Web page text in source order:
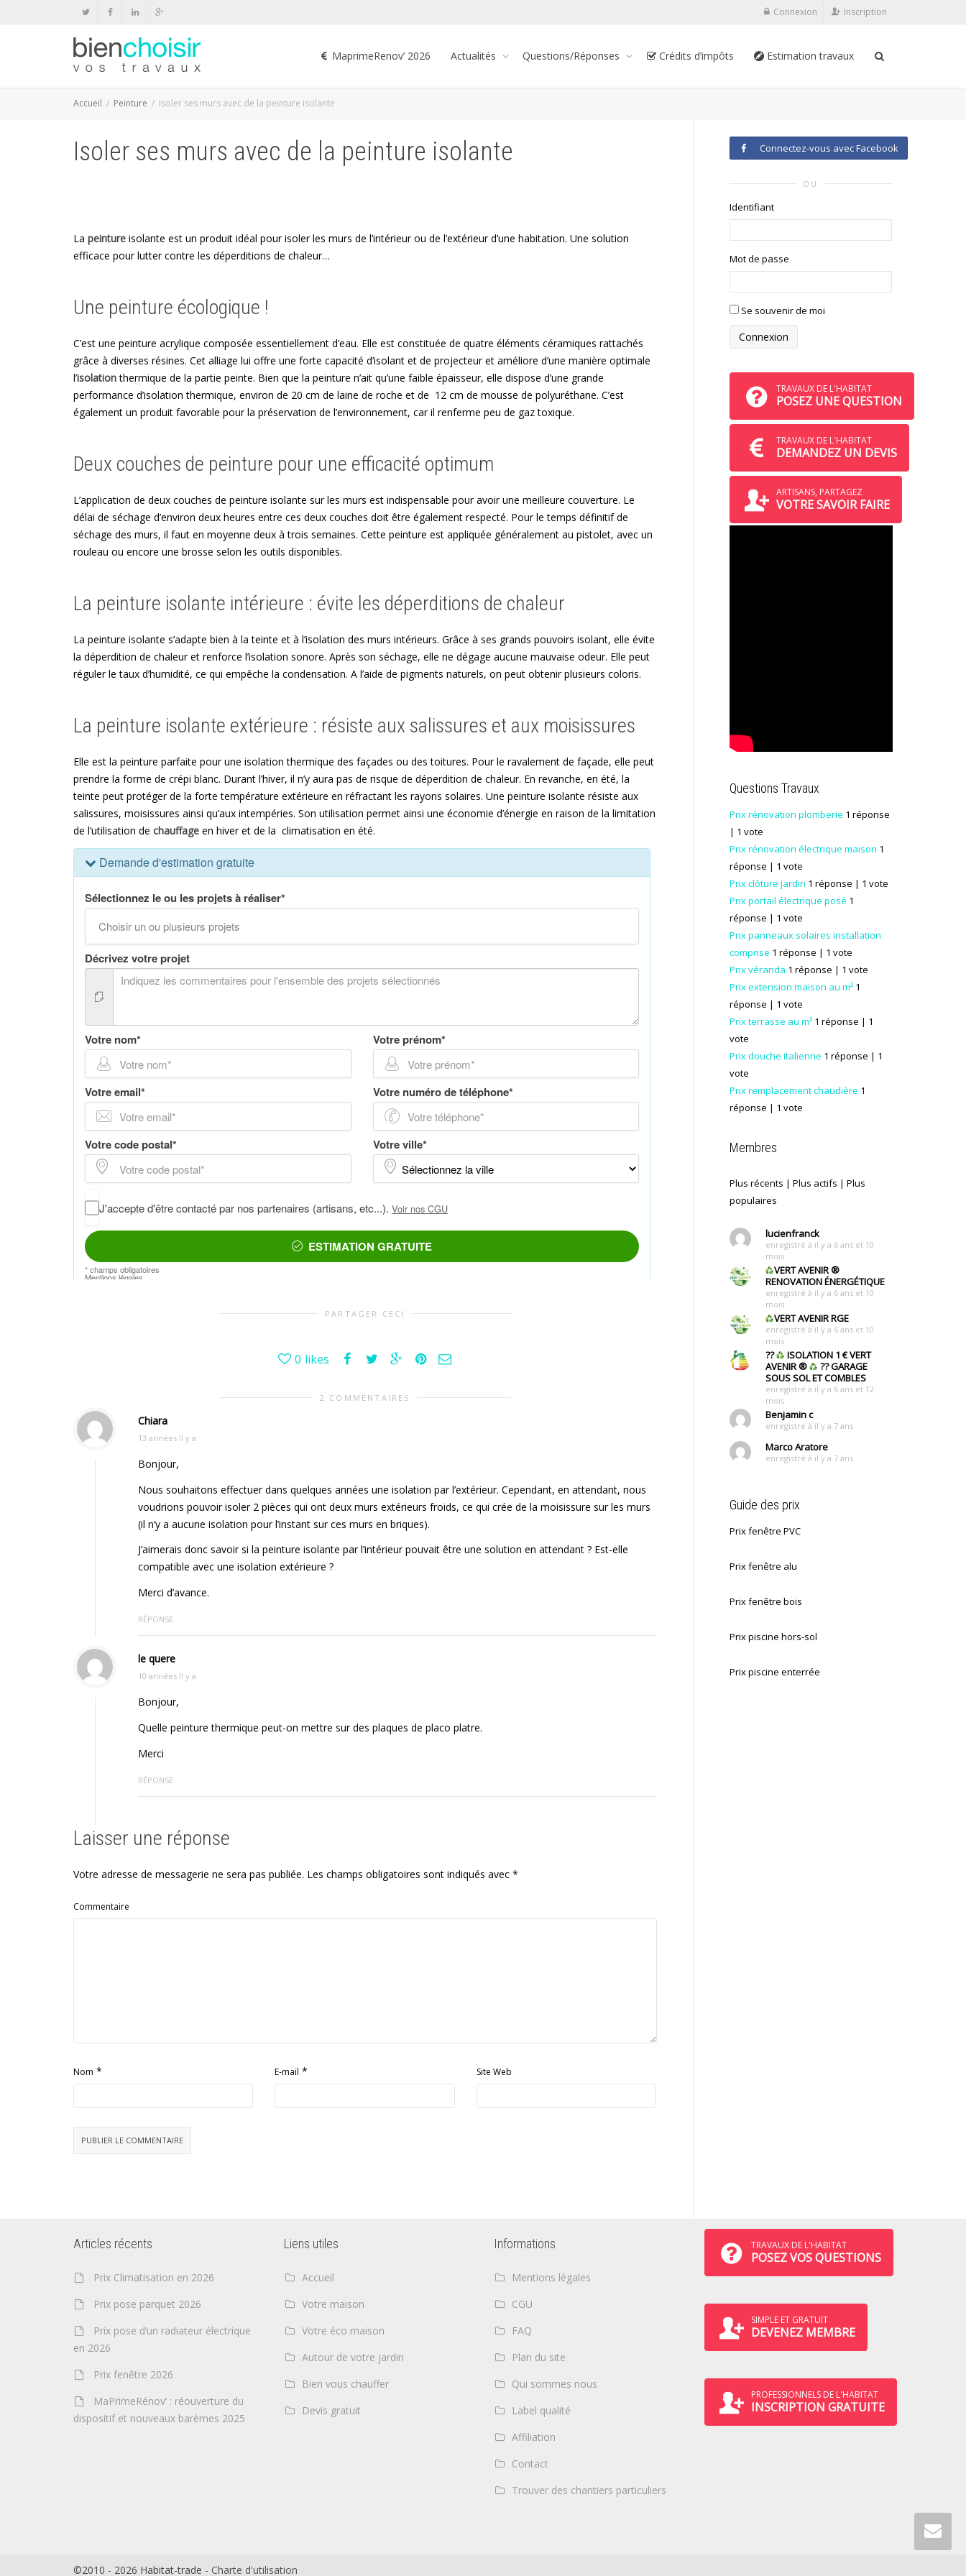
Connexion Inscription
MaprimeRenov’ 2026 Actualités Questions/Réponses Crédits d’impôts Estimation travaux
Accueil Peinture Isoler ses murs avec de la peinture isolante
Isoler ses murs avec de la peinture isolante
La peinture isolante est un produit idéal pour isoler les murs de l’intérieur ou de l’extérieur d’une habitation. Une solution
efficace pour lutter contre les déperditions de chaleur…
Une peinture écologique !
C’est une peinture acrylique composée essentiellement d’eau. Elle est constituée de quatre éléments céramiques rattachés
grâce à diverses résines. Cet alliage lui offre une forte capacité d’isolant et de projecteur et améliore d’une manière optimale
l’isolationthermique de la partie peinte. Bien que la peinture n’ait qu’une faible épaisseur, elle dispose d’une grande
performance d’isolation thermique, environ de 20 cm de laine de roche et de 12 cm de mousse de polyuréthane. C’est
également un produit favorable pour la préservation de l’environnement, car il renferme peu de gaz toxique.
Deux couches de peinture pour une efficacité optimum
L’application de deux couches de peinture isolante sur les murs est indispensable pour avoir une meilleure couverture. Le
délai de séchage d’environ deux heures entre ces deux couches doit être également respecté. Pour le temps définitif de
séchage des murs, il faut en moyenne deux à trois semaines. Cette peinture est appliquée généralement au pistolet, avec un
rouleau ou encore une brosse selon les outils disponibles.
La peinture isolante intérieure : évite les déperditions de chaleur
La peinture isolante s’adapte bien à la teinte et à l’isolation des murs intérieurs. Grâce à ses grands pouvoirs isolant, elle évite
la déperdition de chaleur et renforce l’isolation sonore. Après son séchage, elle ne dégage aucune mauvaise odeur. Elle peut
réguler le taux d’humidité, ce qui empêche la condensation. A l’aide de pigments naturels, on peut obtenir plusieurs coloris.
La peinture isolante extérieure : résiste aux salissures et aux moisissures
Elle est la peinture parfaite pour une isolation thermique des façades ou des toitures. Pour le ravalement de façade, elle peut
prendre la forme de crépi blanc. Durant l’hiver, il n’y aura pas de risque de déperdition de chaleur. En revanche, en été, la
teinte peut protéger de la forte température extérieure en réfractant les rayons solaires. Une peinture isolante résiste aux
salissures, moisissures ainsi qu’aux intempéries. Son utilisation permet ainsi une économie d’énergie en raison de la limitation
de l’utilisation de chauffage en hiver et de la climatisation en été.
PARTAGER CECI
0 likes
2 COMMENTAIRES
Chiara
13 années Il y a
Bonjour,
Nous souhaitons effectuer dans quelques années une isolation par l’extérieur. Cependant, en attendant, nous
voudrions pouvoir isoler 2 pièces qui ont deux murs extérieurs froids, ce qui crée de la moisissure sur les murs
(il n’y a aucune isolation pour l’instant sur ces murs en briques).
J’aimerais donc savoir si la peinture isolante par l’intérieur pouvait être une solution en attendant ? Est-elle
compatible avec une isolation extérieure ?
Merci d’avance.
RÉPONSE
le quere
10 années Il y a
Bonjour,
Quelle peinture thermique peut-on mettre sur des plaques de placo platre.
Merci
RÉPONSE
Laisser une réponse
Votre adresse de messagerie ne sera pas publiée. Les champs obligatoires sont indiqués avec *
Commentaire
Nom * E-mail * Site Web
Connectez-vous avec Facebook
OU
Identifiant
Mot de passe
Se souvenir de moi
TRAVAUX DE L'HABITAT
POSEZ UNE QUESTION
TRAVAUX DE L'HABITAT
DEMANDEZ UN DEVIS
ARTISANS, PARTAGEZ
VOTRE SAVOIR FAIRE
Questions Travaux
Prix rénovation plomberie 1 réponse
| 1 vote
Prix rénovation électrique maison 1
réponse | 1 vote
Prix clôture jardin 1 réponse | 1 vote
Prix portail électrique posé 1
réponse | 1 vote
Prix panneaux solaires installation
comprise 1 réponse | 1 vote
Prix véranda 1 réponse | 1 vote
Prix extension maison au m² 1
réponse | 1 vote
Prix terrasse au m² 1 réponse | 1
vote
Prix douche italienne 1 réponse | 1
vote
Prix remplacement chaudière 1
réponse | 1 vote
Membres
Plus récents | Plus actifs | Plus
populaires
lucienfranck
enregistré à il y a 6 ans et 10
mois
VERT AVENIR®
RENOVATION ÉNERGÉTIQUE
enregistré à il y a 6 ans et 10
mois
VERT AVENIR RGE
enregistré à il y a 6 ans et 10
mois
??
ISOLATION 1 € VERT
AVENIR®
?? GARAGE
SOUS SOL ET COMBLES
enregistré à il y a 6 ans et 12
mois
Benjamin c
enregistré à il y a 7 ans
Marco Aratore
enregistré à il y a 7 ans
Guide des prix
Prix fenêtre PVC
Prix fenêtre alu
Prix fenêtre bois
Prix piscine hors-sol
Prix piscine enterrée
Articles récents
Prix Climatisation en 2026
Prix pose parquet 2026
Prix pose d’un radiateur électrique
en 2026
Prix fenêtre 2026
MaPrimeRénov’ : réouverture du
dispositif et nouveaux barèmes 2025
Liens utiles
Accueil
Votre maison
Votre éco maison
Autour de votre jardin
Bien vous chauffer
Devis gratuit
Informations
Mentions légales
CGU
FAQ
Plan du site
Qui sommes nous
Label qualité
Affiliation
Contact
Trouver des chantiers particuliers
TRAVAUX DE L'HABITAT
POSEZ VOS QUESTIONS
SIMPLE ET GRATUIT
DEVENEZ MEMBRE
PROFESSIONNELS DE L'HABITAT
INSCRIPTION GRATUITE
©2010 - 2026 Habitat-trade - Charte d'utilisation